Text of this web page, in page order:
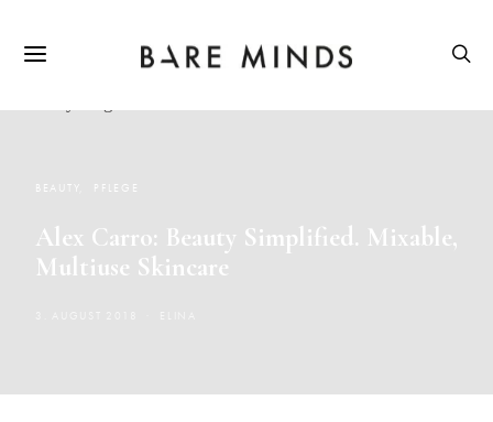
BEAUTY PFLEGE
Alex Carro: Beauty Simplified. Mixable,
Multiuse Skincare